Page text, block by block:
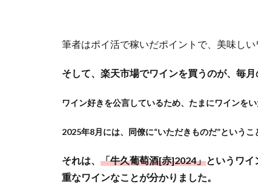
筆者はポイ活で稼いだポイントで、美味しい
そして、楽天市場でワインを買うのが、毎
ワイン好きを公言しているため、たまにワインをい
2025年8月には、同僚に“いただきものだ”というこ
それは、 「牛久葡萄酒[赤]2024」というワ
重なワインなことが分かりました。